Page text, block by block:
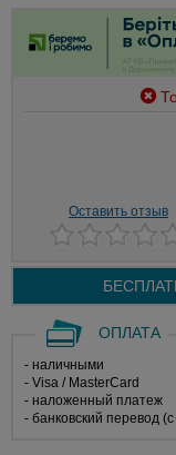
Оставить отзыв
ОПЛАТА
- наличными
- Visa / MasterCard
- наложенный платеж
- банковский перевод